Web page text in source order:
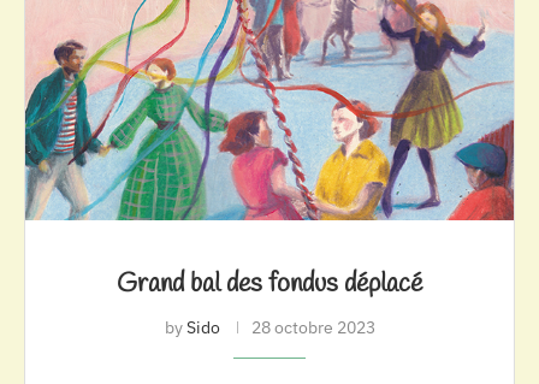
Grand bal des fondus déplacé
bySido 28 octobre 2023